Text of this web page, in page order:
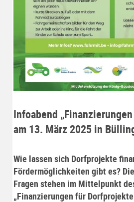
Infoabend
am 13. März 2025 in
Wie lassen sich Dorfprojekte
Fördermöglichkeiten gibt es?
Fragen stehen im Mittelpunkt
„Finanzierungen für